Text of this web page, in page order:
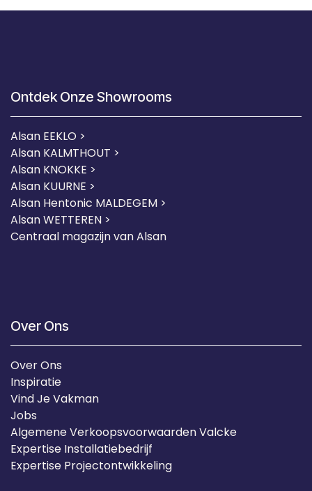
Ontdek Onze Showrooms
Alsan EEKLO >
Alsan KALMTHOUT >
Alsan KNOKKE >
Alsan KUURNE >
Alsan Hentonic MALDEGEM >
Alsan WETTEREN >
Centraal magazijn van Alsan
Over Ons
Over Ons
Inspiratie
Vind Je Vakman
Jobs
Algemene Verkoopsvoorwaarden Valcke
Expertise Installatiebedrijf
Expertise Projectontwikkeling